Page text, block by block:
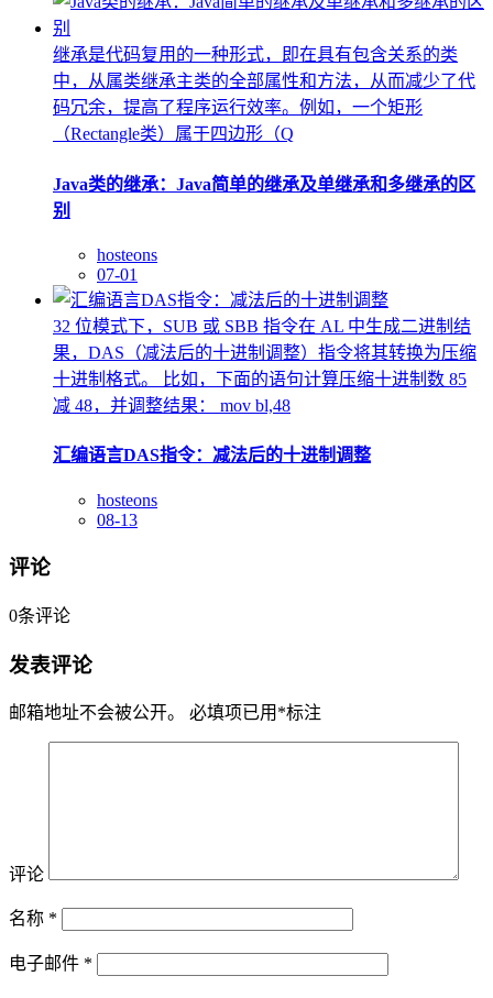
继承是代码复用的一种形式，即在具有包含关系的类
中，从属类继承主类的全部属性和方法，从而减少了代
码冗余，提高了程序运行效率。例如，一个矩形
（Rectangle类）属于四边形（Q
Java类的继承：Java简单的继承及单继承和多继承的区
别
hosteons
07-01
32 位模式下，SUB 或 SBB 指令在 AL 中生成二进制结
果，DAS（减法后的十进制调整）指令将其转换为压缩
十进制格式。 比如，下面的语句计算压缩十进制数 85
减 48，并调整结果： mov bl,48
汇编语言DAS指令：减法后的十进制调整
hosteons
08-13
评论
0条评论
发表评论
邮箱地址不会被公开。 必填项已用 *标注
评论
名称 *
电子邮件 *